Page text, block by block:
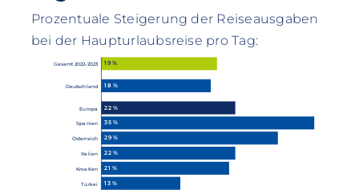
Prozentuale Steigerung der Reiseausgaben
bei der Haupturlaubsreise pro Tag:
Gesamt 2022-2023 19 %
Deutschland 18 %
Europa 22 %
Spanien 35 %
Österreich 29 %
Italien 22 %
Kroatien 21 %
Türkei 13 %